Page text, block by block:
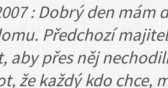
: Dobrý den
Předchozí
aby přes něj
že každý kdo chce,